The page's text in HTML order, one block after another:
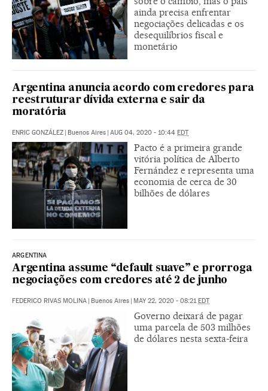
ainda precisa enfrentar
negociações delicadas e os
desequilíbrios fiscal e
monetário
Argentina anuncia acordo com credores para
reestruturar dívida externa e sair da
moratória
ENRIC GONZÁLEZ | Buenos Aires | AUG 04, 2020 - 10:44 EDT
Pacto é a primeira grande
vitória política de Alberto
Fernández e representa uma
economia de cerca de 30
bilhões de dólares
ARGENTINA
Argentina assume “default suave” e prorroga
negociações com credores até 2 de junho
FEDERICO RIVAS MOLINA | Buenos Aires | MAY 22, 2020 - 08:21EDT
Governo deixará de pagar
uma parcela de 503 milhões
de dólares nesta sexta-feira